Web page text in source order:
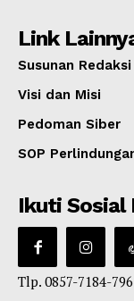
Link
Susunan Redaksi
Visi dan Misi
Pedoman Siber
SOP
Ikuti Sosial
Tlp. 0857-7184-